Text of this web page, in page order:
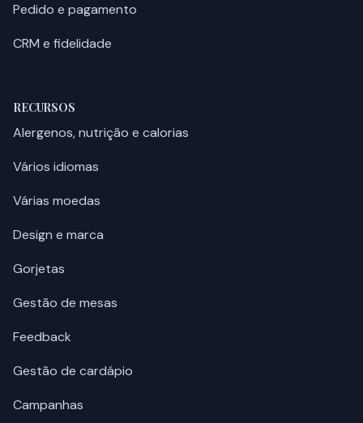
Pedido e pagamento
CRM e fidelidade
RECURSOS
Alergenos, nutrição e calorias
Vários idiomas
Várias moedas
Design e marca
Gorjetas
Gestão de mesas
Feedback
Gestão de cardápio
Campanhas